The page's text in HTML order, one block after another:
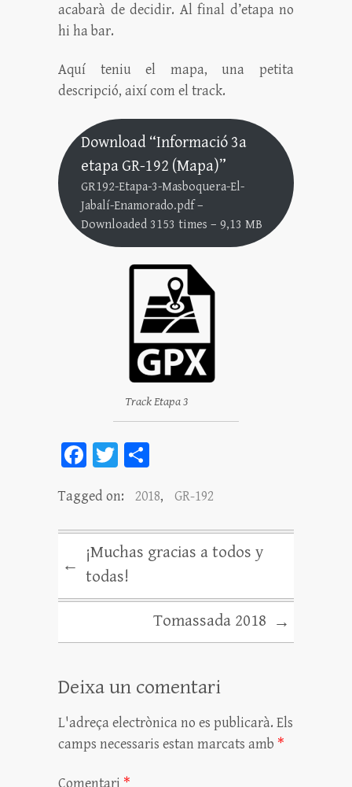
acabarà de decidir. Al final d’etapa no
hi ha bar.
Aquí teniu el mapa, una petita
descripció, així com el track.
Download “Informació 3a
etapa GR-192 (Mapa)”
GR192-Etapa-3-Masboquera-El-
Jabalí-Enamorado.pdf –
Downloaded 3153 times – 9,13 MB
Track Etapa 3
Fa
bo
ok
T
tt
er
m
pa
rt
x
Tagged on: 2018, GR-192
←
¡Muchas gracias a todos y
todas!
Tomassada 2018 →
Deixa un comentari
L'adreça electrònica no es publicarà. Els
camps necessaris estan marcats amb *
Comentari *